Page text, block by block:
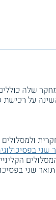
שלה
על
ולמסלולים
שני
שני